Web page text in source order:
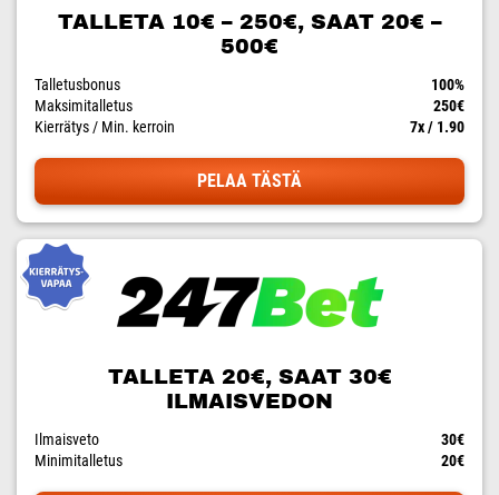
TALLETA 10€ – 250€, SAAT 20€ –
500€
Talletusbonus
100%
Maksimitalletus
250€
Kierrätys / Min. kerroin
7x / 1.90
PELAA TÄSTÄ
TALLETA 20€, SAAT 30€
ILMAISVEDON
Ilmaisveto
30€
Minimitalletus
20€